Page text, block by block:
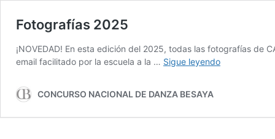
Fotografías 2025
¡NOVEDAD! En esta edición del 2025, todas las fotografías de
email facilitado por la escuela a la … Sigue leyendoFotografías
CONCURSO NACIONAL DE DANZA BESAYA